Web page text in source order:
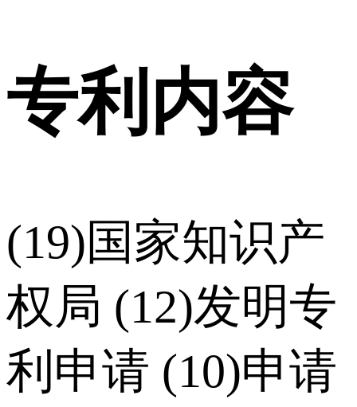
专利内容
(19)国家知识产
权局 (12)发明专
利申请 (10)申请